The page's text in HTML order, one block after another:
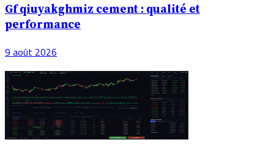
Gf qiuyakghmiz cement : qualité et
performance
9 août 2026